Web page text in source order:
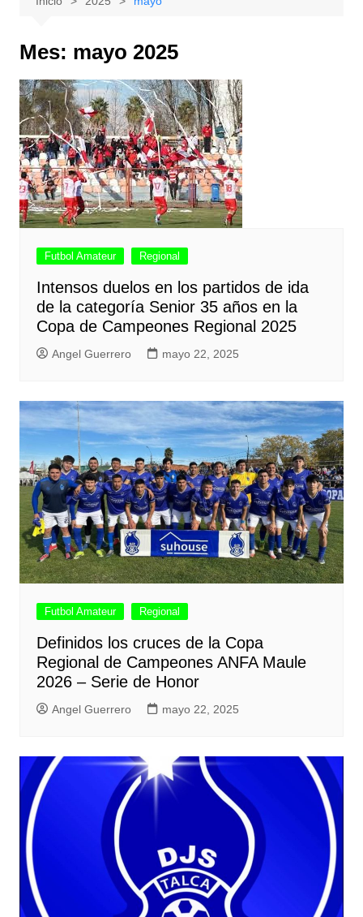
Mes: mayo 2025
Futbol Amateur Regional
Intensos duelos en los partidos de ida
de la categoría Senior 35 años en la
Copa de Campeones Regional 2025
Angel Guerrero mayo 22, 2025
Futbol Amateur Regional
Definidos los cruces de la Copa
Regional de Campeones ANFA Maule
2026 – Serie de Honor
Angel Guerrero mayo 22, 2025